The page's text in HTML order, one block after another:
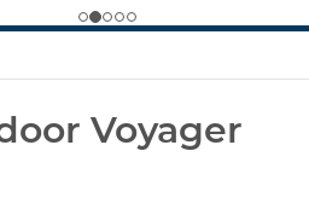
Voyager